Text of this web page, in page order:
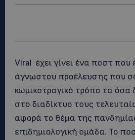
Viral έχει γίνει ένα ποστ που
άγνωστου προέλευσης που
κωμικοτραγικό τρόπο τα όσα
στο διαδίκτυο τους
αφορά το θέμα της
επιδημιολογική ομάδα. Το